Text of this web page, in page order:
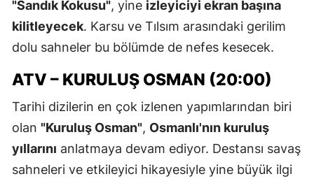
"Sandık Kokusu", yine izleyiciyi ekran başına
kilitleyecek. Karsu ve Tılsım arasındaki gerilim
dolu sahneler bu bölümde de nefes kesecek.
ATV – KURULUŞ OSMAN (20:00)
Tarihi dizilerin en çok izlenen yapımlarından biri
olan "Kuruluş Osman", Osmanlı'nın kuruluş
yıllarını anlatmaya devam ediyor. Destansı savaş
sahneleri ve etkileyici hikayesiyle yine büyük ilgi